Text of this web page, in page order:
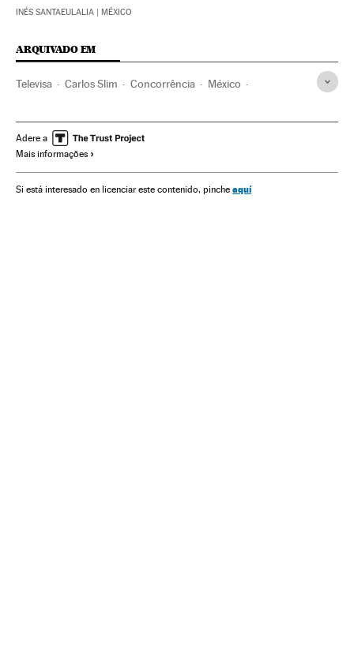
INÉS SANTAEULALIA | MÉXICO
ARQUIVADO EM
Televisa Carlos Slim Concorrência México
Telecomunicações Economia
Adere a
Mais informações
Si está interesado en licenciar este contenido, pinche aquí